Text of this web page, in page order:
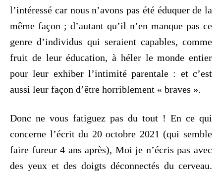
l’intéressé car nous n’avons pas été éduquer de la
même façon ; d’autant qu’il n’en manque pas ce
genre d’individus qui seraient capables, comme
fruit de leur éducation, à héler le monde entier
pour leur exhiber l’intimité parentale : et c’est
aussi leur façon d’être horriblement « braves ».
Donc ne vous fatiguez pas du tout ! En ce qui
concerne l’écrit du 20 octobre 2021 (qui semble
faire fureur 4 ans après), Moi je n’écris pas avec
des yeux et des doigts déconnectés du cerveau.